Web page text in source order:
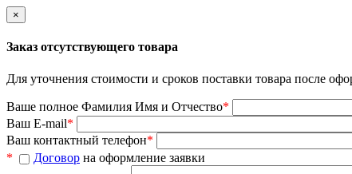
×
Заказ отсутствующего товара
Для уточнения стоимости и сроков поставки товара после
Ваше полное Фамилия Имя и Отчество*
Ваш E-mail*
Ваш контактный телефон*
*
Договор на оформление заявки